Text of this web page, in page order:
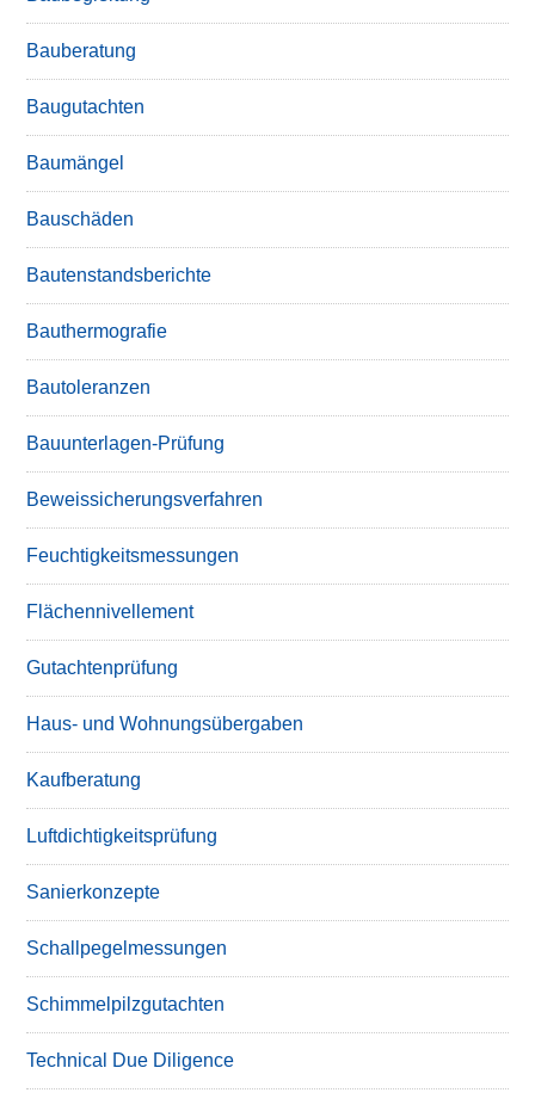
Bauberatung
Baugutachten
Baumängel
Bauschäden
Bautenstandsberichte
Bauthermografie
Bautoleranzen
Bauunterlagen-Prüfung
Beweissicherungsverfahren
Feuchtigkeitsmessungen
Flächennivellement
Gutachtenprüfung
Haus- und Wohnungsübergaben
Kaufberatung
Luftdichtigkeitsprüfung
Sanierkonzepte
Schallpegelmessungen
Schimmelpilzgutachten
Technical Due Diligence